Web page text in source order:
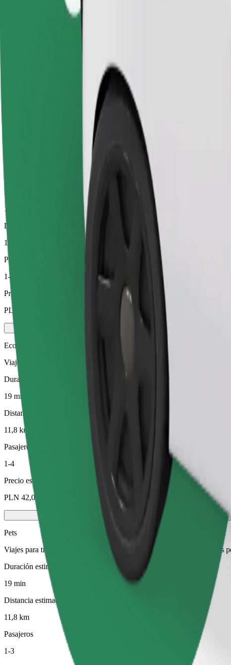
Duración estimada del viaje
Viajes en coches con más espacio para equipaje y para estirar las piernas
Duración estimada del viaje
19 min
Distancia estimada
11,8 km
Pasajeros
1-4
Precio estimado
PLN 67,70
Ecológico
Viajes eficientes en vehículos híbridos y eléctricos
Duración estimada del viaje
19 min
Distancia estimada
11,8 km
Pasajeros
1-4
Precio estimado
PLN 42,00
Pets
Viajes para ti y tu mascota. Los perros deben llevar bozal, los animales
Duración estimada del viaje
19 min
Distancia estimada
11,8 km
Pasajeros
1-3